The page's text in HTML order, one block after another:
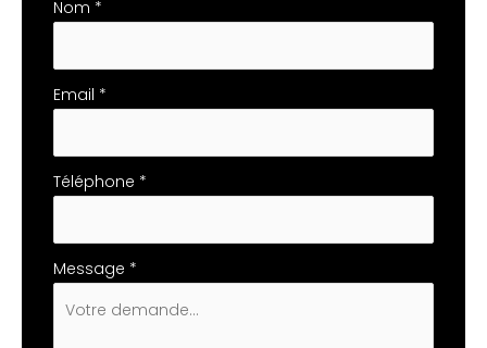
téléphone
Nom *
Email *
Téléphone *
Message *